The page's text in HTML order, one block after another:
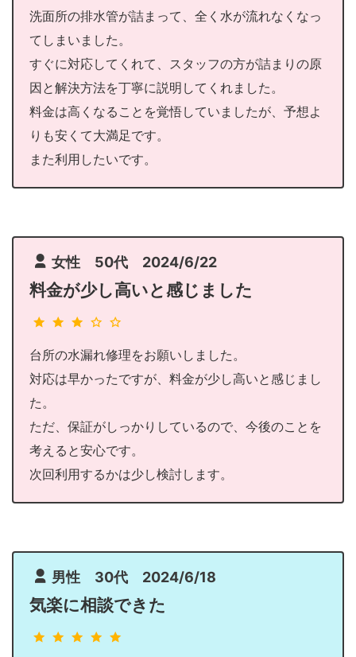
洗面所の排水管が詰まって、全く水が流れなくなっ
てしまいました。
すぐに対応してくれて、スタッフの方が詰まりの原
因と解決方法を丁寧に説明してくれました。
料金は高くなることを覚悟していましたが、予想よ
りも安くて大満足です。
また利用したいです。
女性 50代 2024/6/22
料金が少し高いと感じました
台所の水漏れ修理をお願いしました。
対応は早かったですが、料金が少し高いと感じまし
た。
ただ、保証がしっかりしているので、今後のことを
考えると安心です。
次回利用するかは少し検討します。
男性 30代 2024/6/18
気楽に相談できた